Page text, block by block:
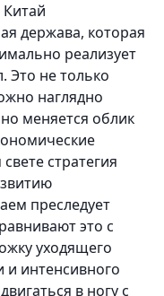
держава, которая
реализует
Это не только
наглядно
меняется облик
стратегия
преследует
это с
уходящего
и интенсивного
в ногу с